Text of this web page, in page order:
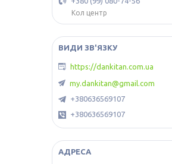
Кол центр
https://dankitan.com.ua
my.dankitan@gmail.com
+380636569107
+380636569107